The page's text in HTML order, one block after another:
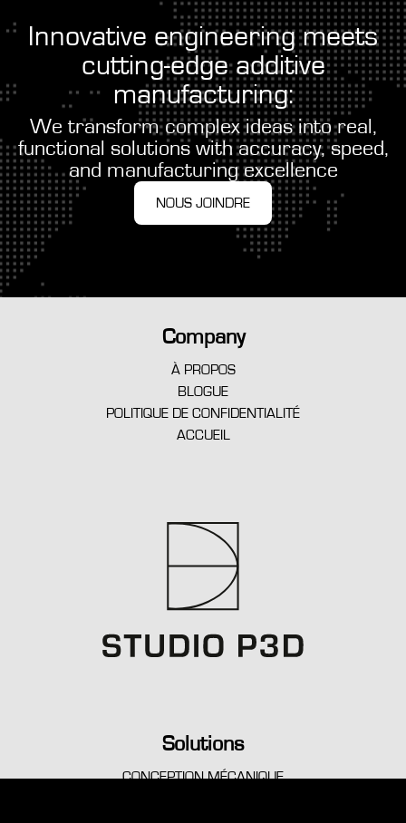
Innovative engineering meets
cutting-edge additive
manufacturing:
We transform complex ideas into real,
functional solutions with accuracy, speed,
and manufacturing excellence
NOUS JOINDRE
Company
À PROPOS
BLOGUE
POLITIQUE DE CONFIDENTIALITÉ
ACCUEIL
Solutions
CONCEPTION MÉCANIQUE